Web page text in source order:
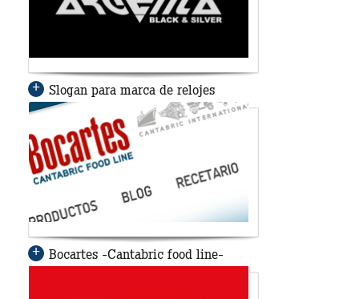
Slogan para marca de relojes
Bocartes-Cantabric food line-